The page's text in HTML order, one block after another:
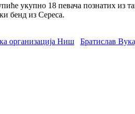
укупно 18 певача познатих
бенд из Сереса.
организација Ниш Братислав